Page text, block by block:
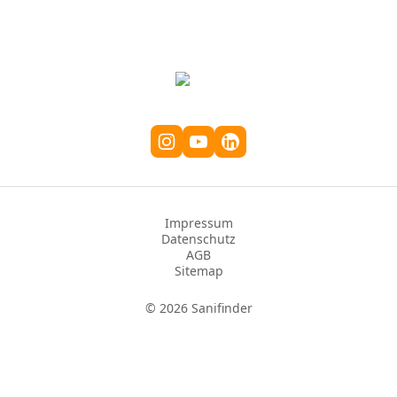
© 2026 Sanifinder
Impressum
Datenschutz
AGB
Sitemap